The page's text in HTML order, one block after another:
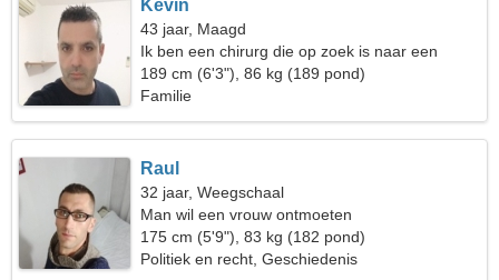
Kevin
43 jaar, Maagd
Ik ben een chirurg die op zoek is naar een
fantastische vrouw
189 cm (6'3"), 86 kg (189 pond)
Familie
Raul
32 jaar, Weegschaal
Man wil een vrouw ontmoeten
175 cm (5'9"), 83 kg (182 pond)
Politiek en recht, Geschiedenis